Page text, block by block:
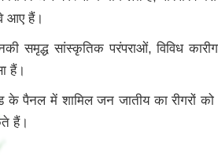
आए हैं।
समृद्ध सांस्कृतिक परंपराओं, विविध
हैं।
पैनल में शामिल जन जातीय का रीगरों को
हैं।